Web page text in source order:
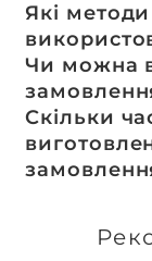
Які
DTF – друк
Машинна
Чи можна
Так, ми
та мерчу під
тканин,
Скільки